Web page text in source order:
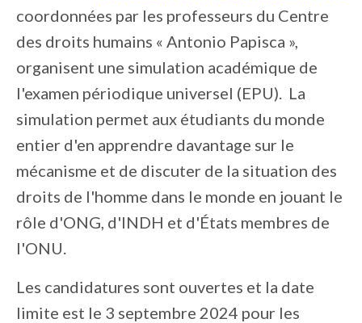
coordonnées par les professeurs du Centre
des droits humains « Antonio Papisca »,
organisent une simulation académique de
l'examen périodique universel (EPU). La
simulation permet aux étudiants du monde
entier d'en apprendre davantage sur le
mécanisme et de discuter de la situation des
droits de l'homme dans le monde en jouant le
rôle d'ONG, d'INDH et d'États membres de
l'ONU.
Les candidatures sont ouvertes et la date
limite est le 3 septembre 2024 pour les